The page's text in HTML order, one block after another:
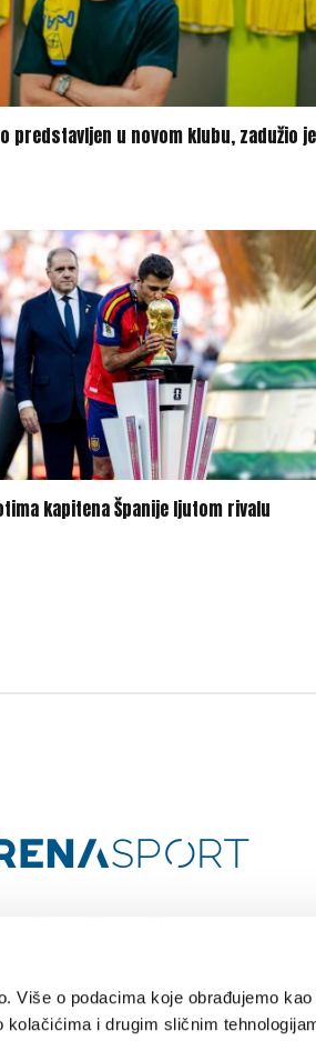
Više o podacima koje obrađujemo
kolačićima i drugim sličnim
predstavljen u novom klubu, zadužio je
kapitena Španije ljutom rivalu
POLITIKA PRIVATNOSTI